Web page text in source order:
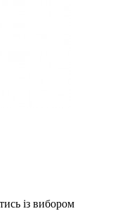
із вибором